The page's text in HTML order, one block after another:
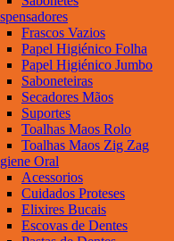
Frascos Vazios
Papel Higiénico Folha
Papel Higiénico Jumbo
Saboneteiras
Secadores Mãos
Suportes
Toalhas Maos Rolo
Toalhas Maos Zig Zag
Oral
Acessorios
Cuidados Proteses
Elixires Bucais
Escovas de Dentes